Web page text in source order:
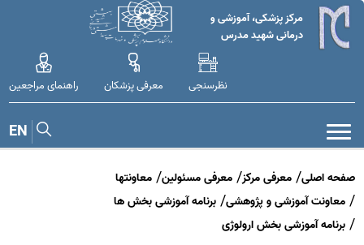
مرکز پزشکی، آموزشی و
درمانی شهید مدرس
نظرسنجی معرفی پزشکان راهنمای مراجعین
EN
صفحه اصلی معرفی مرکز معرفی مسئولین معاونتها
معاونت آموزشی و پژوهشی برنامه آموزشی بخش ها
برنامه آموزشی بخش ارولوژی